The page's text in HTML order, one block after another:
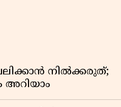
നിൽക്കരുത്;